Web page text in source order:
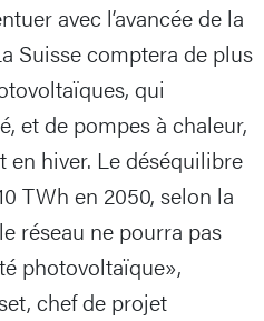
avec l’avancée de la
Suisse comptera de plus
qui
et de pompes à chaleur,
hiver. Le déséquilibre
TWh en 2050, selon la
réseau ne pourra pas
photovoltaïque»,
chef de projet